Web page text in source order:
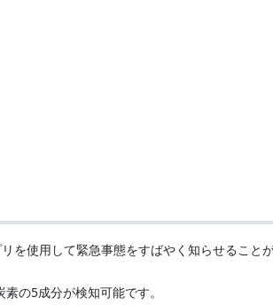
使用して緊急事態をすばやく知らせることが
の5成分が検知可能です。